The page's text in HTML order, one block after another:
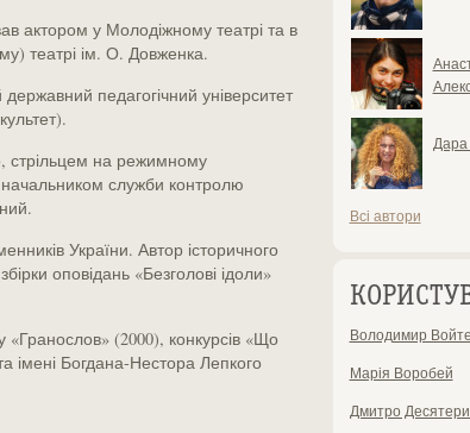
Всі автори
Володимир
Марія Воробей
Дмитро
актором у Молодіжному театрі та в
театрі ім. О. Довженка.
державний педагогічний університет
стрільцем на режимному
начальником служби контролю
України. Автор історичного
оповідань «Безголові ідоли»
(2000), конкурсів «Що
імені Богдана-Нестора Лепкого